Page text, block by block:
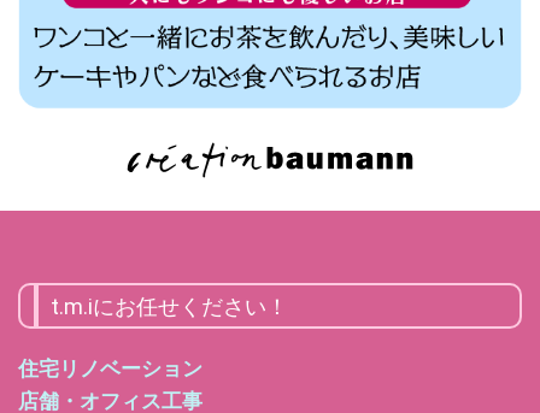
t.m.iにお任せください！
住宅リノベーション
店舗・オフィス工事